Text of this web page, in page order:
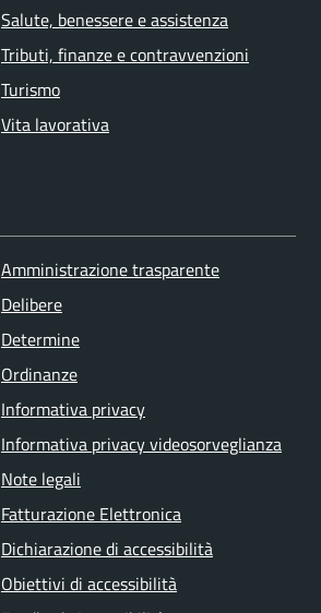
Salute, benessere e assistenza
Tributi, finanze e contravvenzioni
Turismo
Vita lavorativa
Amministrazione trasparente
Delibere
Determine
Ordinanze
Informativa privacy
Informativa privacy videosorveglianza
Note legali
Fatturazione Elettronica
Dichiarazione di accessibilità
Obiettivi di accessibilità